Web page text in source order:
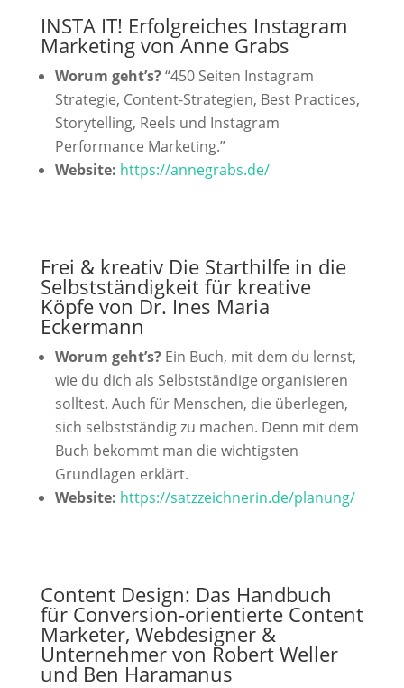
INSTA IT! Erfolgreiches Instagram
Marketing von Anne Grabs
Worum geht’s?“450 Seiten Instagram
Strategie, Content-Strategien, Best Practices,
Storytelling, Reels und Instagram
Performance Marketing.”
Website: https://annegrabs.de/
Frei & kreativ Die Starthilfe in die
Selbstständigkeit für kreative
Köpfe von Dr. Ines Maria
Eckermann
Worum geht’s?Ein Buch, mit dem du lernst,
wie du dich als Selbstständige organisieren
solltest. Auch für Menschen, die überlegen,
sich selbstständig zu machen. Denn mit dem
Buch bekommt man die wichtigsten
Grundlagen erklärt.
Website: https://satzzeichnerin.de/planung/
Content Design: Das Handbuch
für Conversion-orientierte Content
Marketer, Webdesigner &
Unternehmer von Robert Weller
und Ben Haramanus